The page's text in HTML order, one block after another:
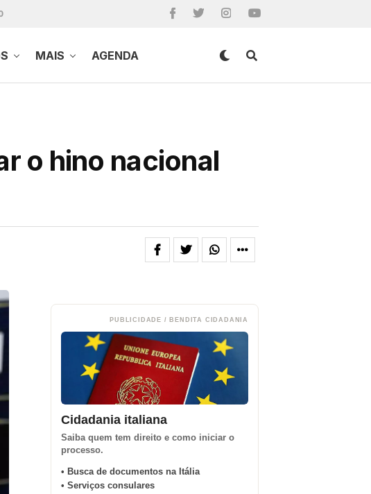
MAIS AGENDA
o hino nacional
PUBLICIDADE / BENDITA CIDADANIA
Cidadania italiana
Saiba quem tem direito e como iniciar o
processo.
• Busca de documentos na Itália
• Serviços consulares